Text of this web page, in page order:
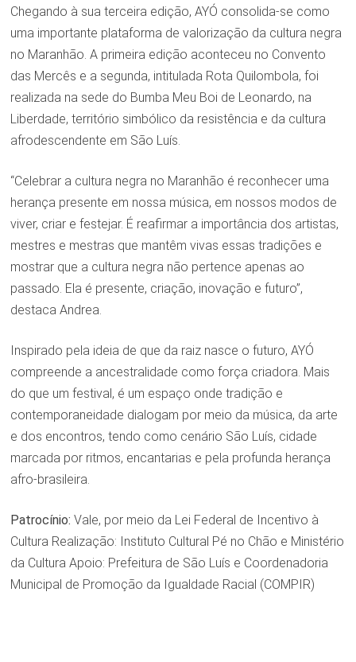
Chegando à sua terceira edição, AYÓ consolida-se como
uma importante plataforma de valorização da cultura negra
no Maranhão. A primeira edição aconteceu no Convento
das Mercês e a segunda, intitulada Rota Quilombola, foi
realizada na sede do Bumba Meu Boi de Leonardo, na
Liberdade, território simbólico da resistência e da cultura
afrodescendente em São Luís.
“Celebrar a cultura negra no Maranhão é reconhecer uma
herança presente em nossa música, em nossos modos de
viver, criar e festejar. É reafirmar a importância dos artistas,
mestres e mestras que mantêm vivas essas tradições e
mostrar que a cultura negra não pertence apenas ao
passado. Ela é presente, criação, inovação e futuro”,
destaca Andrea.
Inspirado pela ideia de que da raiz nasce o futuro, AYÓ
compreende a ancestralidade como força criadora. Mais
do que um festival, é um espaço onde tradição e
contemporaneidade dialogam por meio da música, da arte
e dos encontros, tendo como cenário São Luís, cidade
marcada por ritmos, encantarias e pela profunda herança
afro-brasileira.
Patrocínio: Vale, por meio da Lei Federal de Incentivo à
Cultura Realização: Instituto Cultural Pé no Chão e Ministério
da Cultura Apoio: Prefeitura de São Luís e Coordenadoria
Municipal de Promoção da Igualdade Racial (COMPIR)